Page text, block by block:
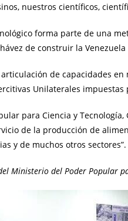
nuestros científicos,
forma parte de una
de construir la Venezuela
de capacidades
Unilaterales impuestas
para Ciencia y
de la producción de
y de muchos otros sectores”.
Ministerio del Poder Popular